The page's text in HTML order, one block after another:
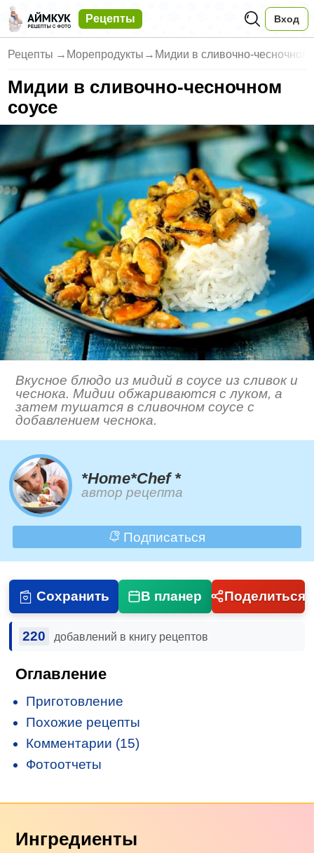
Рецепты Вход
Рецепты → Морепродукты → Мидии в сливочно-чесночном
Мидии в сливочно-чесночном
соусе
Вкусное блюдо из мидий в соусе из сливок и
чеснока. Мидии обжариваются с луком, а
затем тушатся в сливочном соусе с
добавлением чеснока.
*Home*Chef *
автор рецепта
Подписаться
Сохранить В планер Поделиться
220 добавлений в книгу рецептов
Оглавление
Приготовление
Похожие рецепты
Комментарии (15)
Фотоотчеты
Ингредиенты